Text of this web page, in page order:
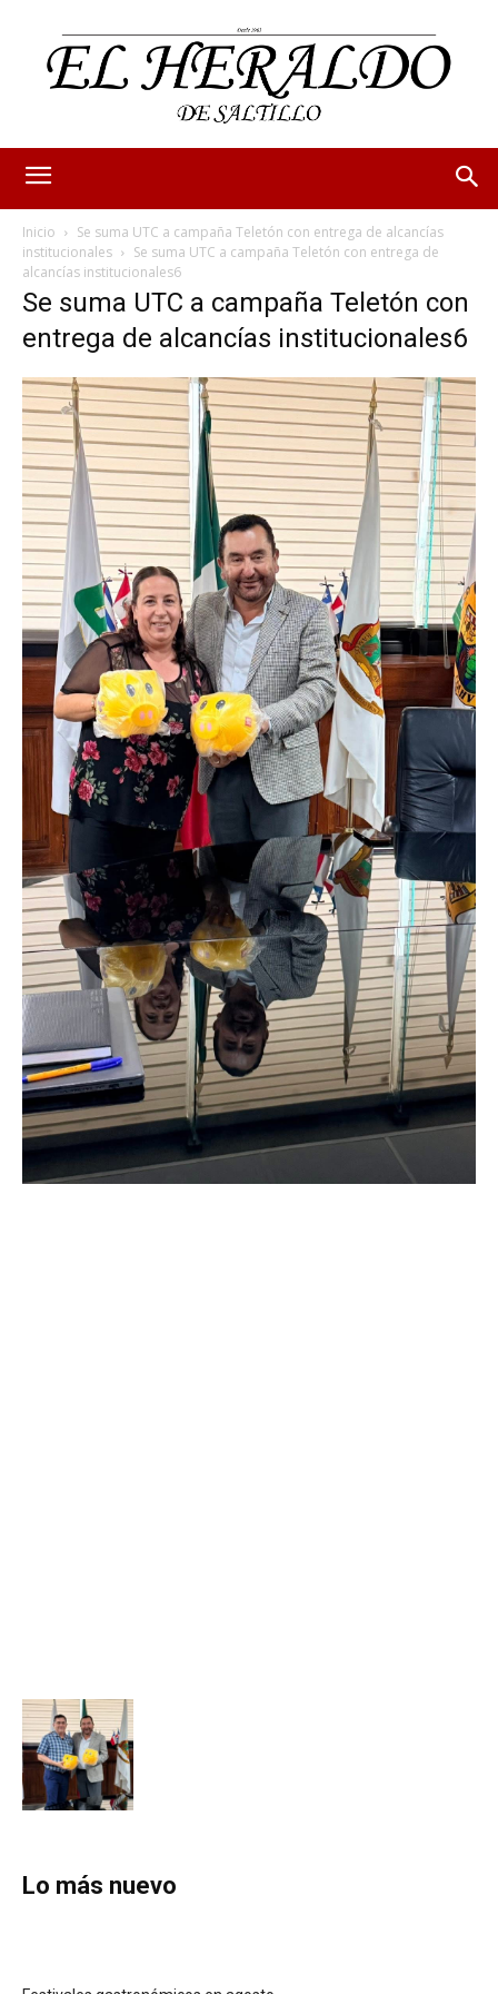
Inicio
Se suma UTC a campaña Teletón con entrega de alcancías
institucionales
Se suma UTC a campaña Teletón con entrega de
alcancías institucionales6
Se suma UTC a campaña Teletón con
entrega de alcancías institucionales6
Lo más nuevo